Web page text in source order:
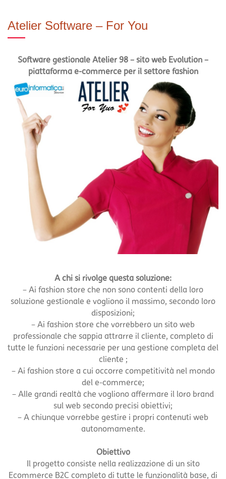
Atelier Software – For You
Software gestionale Atelier 98 – sito web Evolution –
piattaforma e-commerce per il settore fashion
A chi si rivolge questa soluzione:
– Ai fashion store che non sono contenti della loro
soluzione gestionale e vogliono il massimo, secondo loro
disposizioni;
– Ai fashion store che vorrebbero un sito web
professionale che sappia attrarre il cliente, completo di
tutte le funzioni necessarie per una gestione completa del
cliente ;
– Ai fashion store a cui occorre competitività nel mondo
del e-commerce;
– Alle grandi realtà che vogliono affermare il loro brand
sul web secondo precisi obiettivi;
– A chiunque vorrebbe gestire i propri contenuti web
autonomamente.
Obiettivo
Il progetto consiste nella realizzazione di un sito
Ecommerce B2C completo di tutte le funzionalità base, di